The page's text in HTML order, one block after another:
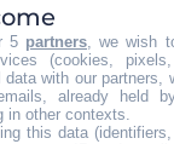
5 partners , we wish
(cookies,
data with our partners,
already held
in other contexts.
this data